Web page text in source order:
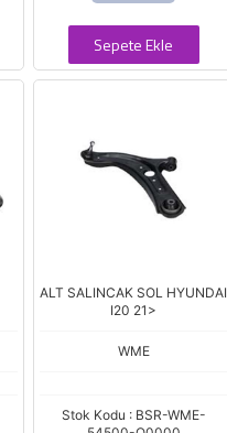
Sepete Ekle
ALT SALINCAK SOL HYUNDAI
I20 21>
WME
Stok Kodu : BSR-WME-